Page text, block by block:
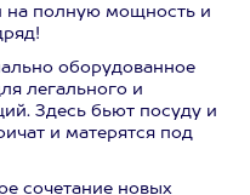
полную мощность и
оборудованное
легального и
Здесь бьют посуду и
и матерятся под
сочетание новых